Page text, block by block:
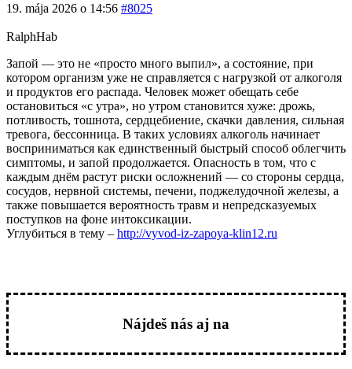
19. mája 2026 o 14:56 #8025
RalphHab
Запой — это не «просто много выпил», а состояние, при
котором организм уже не справляется с нагрузкой от алкоголя
и продуктов его распада. Человек может обещать себе
остановиться «с утра», но утром становится хуже: дрожь,
потливость, тошнота, сердцебиение, скачки давления, сильная
тревога, бессонница. В таких условиях алкоголь начинает
восприниматься как единственный быстрый способ облегчить
симптомы, и запой продолжается. Опасность в том, что с
каждым днём растут риски осложнений — со стороны сердца,
сосудов, нервной системы, печени, поджелудочной железы, а
также повышается вероятность травм и непредсказуемых
поступков на фоне интоксикации.
Углубиться в тему – http://vyvod-iz-zapoya-klin12.ru
Nájdeš nás aj na